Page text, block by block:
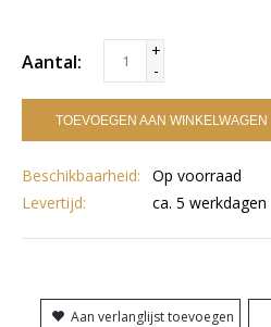
Aantal:
+
-
TOEVOEGEN AAN WINKELWAGEN
Beschikbaarheid:
Op voorraad
Levertijd:
ca. 5 werkdagen
Aan verlanglijst toevoegen